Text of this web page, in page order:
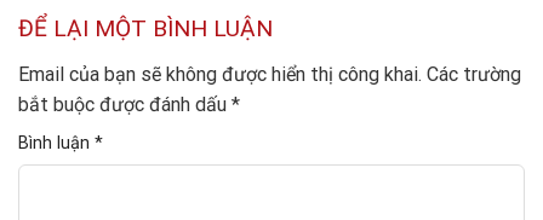
ĐỂ LẠI MỘT BÌNH LUẬN
Email của bạn sẽ không được hiển thị công khai. Các trường
bắt buộc được đánh dấu *
Bình luận *